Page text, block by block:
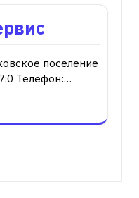
поселение
Телефон:…